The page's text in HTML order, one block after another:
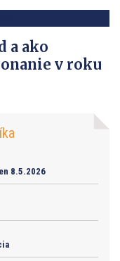
a ako
v roku
8.5.2026